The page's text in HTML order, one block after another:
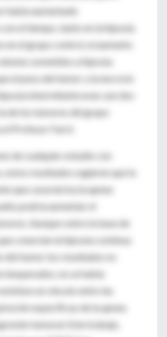
había aumentado
el tiempo, tanto en la hipoxia
en el grupo control, el aumento
sometidos a hipoxia
el peso del tumor y la necrosis
intermitente eran casi dos
de los tumores del grupo
el Profesor Farré.
de cualquier estudio con
estos resultados sugieren que la
que caracteriza la apnea
podría aumentar el
Aunque sobre la base de
conectan la hipoxia contínua
del tumor los resultados no
inesperados, no se había
un vínculo entre las
específicas de la apnea
tumoral. Este trabajo,